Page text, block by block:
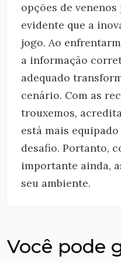
opções de
evidente que a
jogo. Ao
a informação
adequado
cenário. Com as
trouxemos,
está mais
desafio. Portanto,
importante ainda,
seu ambiente.
Você pode